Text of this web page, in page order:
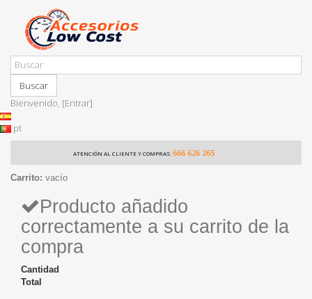
Buscar
Bienvenido, [Entrar]
pt
ATENCIÓN AL CLIENTE Y COMPRAS: 666 626 265
Carrito: vacío
Producto añadido
correctamente a su carrito de la
compra
Cantidad
Total